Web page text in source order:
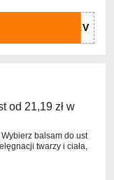
od 21,19 zł w
balsam do ust
twarzy i ciała,